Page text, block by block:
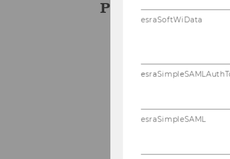
Projects
List of pro­jects in
esraSoftWiData
esraSimpleSAML